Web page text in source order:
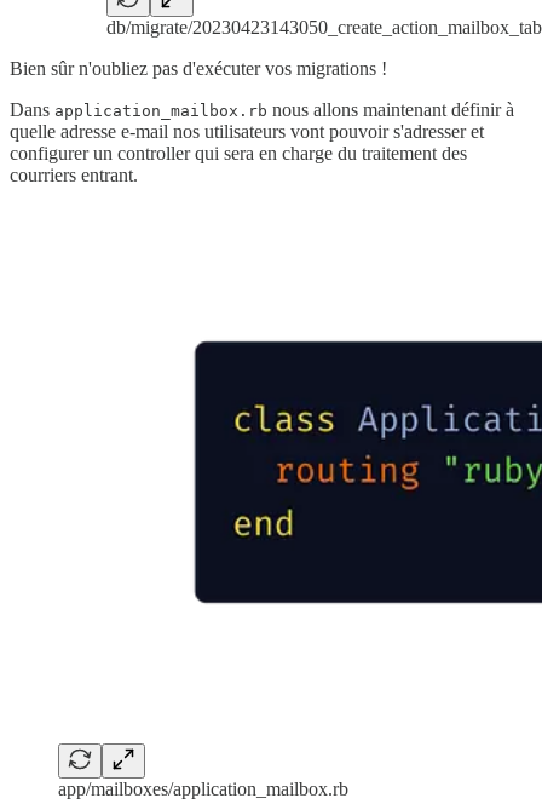
db/migrate/
Bien sûr n'oubliez pas d'exécuter vos migrations !
Dans application_mailbox.rb nous allons maintenant définir à
quelle adresse e-mail nos utilisateurs vont pouvoir s'adresser et
configurer un controller qui sera en charge du traitement des
courriers entrant.
app/mailboxes/application_mailbox.rb